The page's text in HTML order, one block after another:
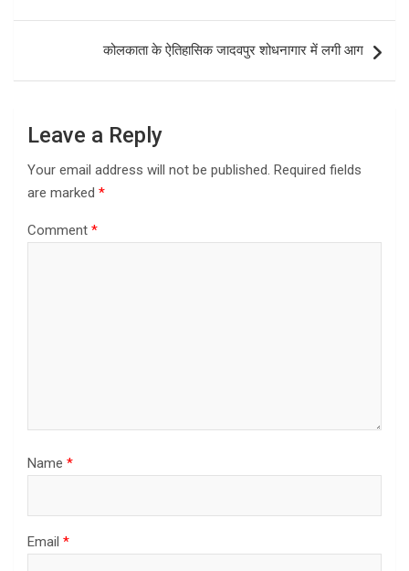
n
कोलकाता के ऐतिहासिक जादवपुर शोधनागार में लगी आग
Leave a Reply
Your email address will not be published. Required fields
are marked *
Comment *
Name *
Email *